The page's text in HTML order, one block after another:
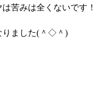
苦みは全くないです！
りました(＾◇＾)